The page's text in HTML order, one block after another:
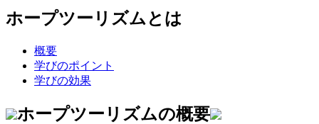
ホープツーリズムとは
概要
学びのポイント
学びの効果
ホープツーリズムの概要